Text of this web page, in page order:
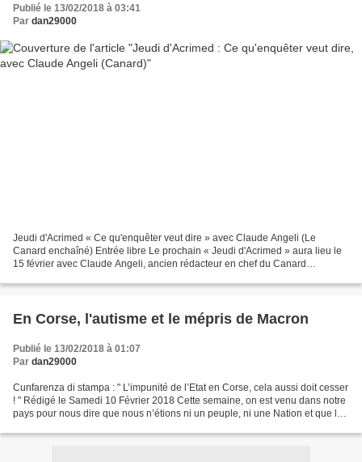
Publié le 13/02/2018 à 03:41
Par dan29000
Jeudi d'Acrimed « Ce qu'enquêter veut dire » avec Claude Angeli (Le
Canard enchaîné) Entrée libre Le prochain « Jeudi d'Acrimed » aura lieu le
15 février avec Claude Angeli, ancien rédacteur en chef du Canard
En Corse, l'autisme et le mépris de Macron
Publié le 13/02/2018 à 01:07
Par dan29000
Cunfarenza di stampa : " L’impunité de l’Etat en Corse, cela aussi doit cesser
! " Rédigé le Samedi 10 Février 2018 Cette semaine, on est venu dans notre
pays pour nous dire que nous n’étions ni un peuple, ni une Nation et que la